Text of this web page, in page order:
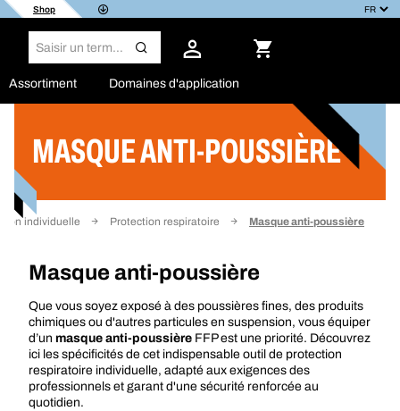
Shop
Assortiment Domaines d'application
MASQUE ANTI-POUSSIÈRE
individuelle Protection respiratoire Masque anti-poussière
Masque anti-poussière
Que vous soyez exposé à des poussières fines, des produits
chimiques ou d'autres particules en suspension, vous équiper
d’un masque anti-poussière FFP est une priorité. Découvrez
ici les spécificités de cet indispensable outil de protection
respiratoire individuelle, adapté aux exigences des
professionnels et garant d'une sécurité renforcée au
quotidien.
Filtrer